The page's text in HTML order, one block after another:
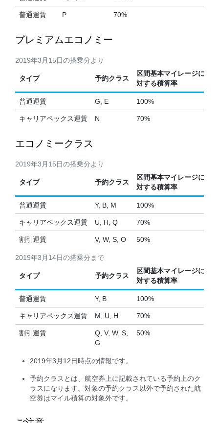
普通運賃 P 70%
プレミアムエコノミー
2019年3月15日の搭乗分より
タイプ 予約クラス
区間基本マイレージに
対する積算率
普通運賃 G, E 100%
キャリアペックス運賃 N 70%
エコノミークラス
2019年3月15日の搭乗分より
タイプ 予約クラス
区間基本マイレージに
対する積算率
普通運賃 Y, B, M 100%
キャリアペックス運賃 U, H, Q 70%
割引運賃 V, W, S, O 50%
2019年3月14日の搭乗分まで
タイプ 予約クラス
区間基本マイレージに
対する積算率
普通運賃 Y, B 100%
キャリアペックス運賃 M, U, H 70%
割引運賃
Q, V, W, S,
G
50%
2019年3月12日時点の情報です。
予約クラスとは、航空券上に記載されている予約上のク
ラスになります。対象の予約クラス以外で予約された航
空券はマイル積算の対象外です。